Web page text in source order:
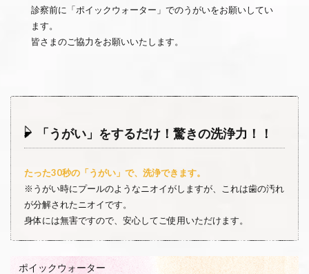
診察前に「ポイックウォーター」でのうがいをお願いしてい
ます。
皆さまのご協力をお願いいたします。
「うがい」をするだけ！驚きの洗浄力！！
たった30秒の「うがい」で、洗浄できます。
※うがい時にプールのようなニオイがしますが、これは歯の汚れ
が分解されたニオイです。
身体には無害ですので、安心してご使用いただけます。
ポイックウォーター